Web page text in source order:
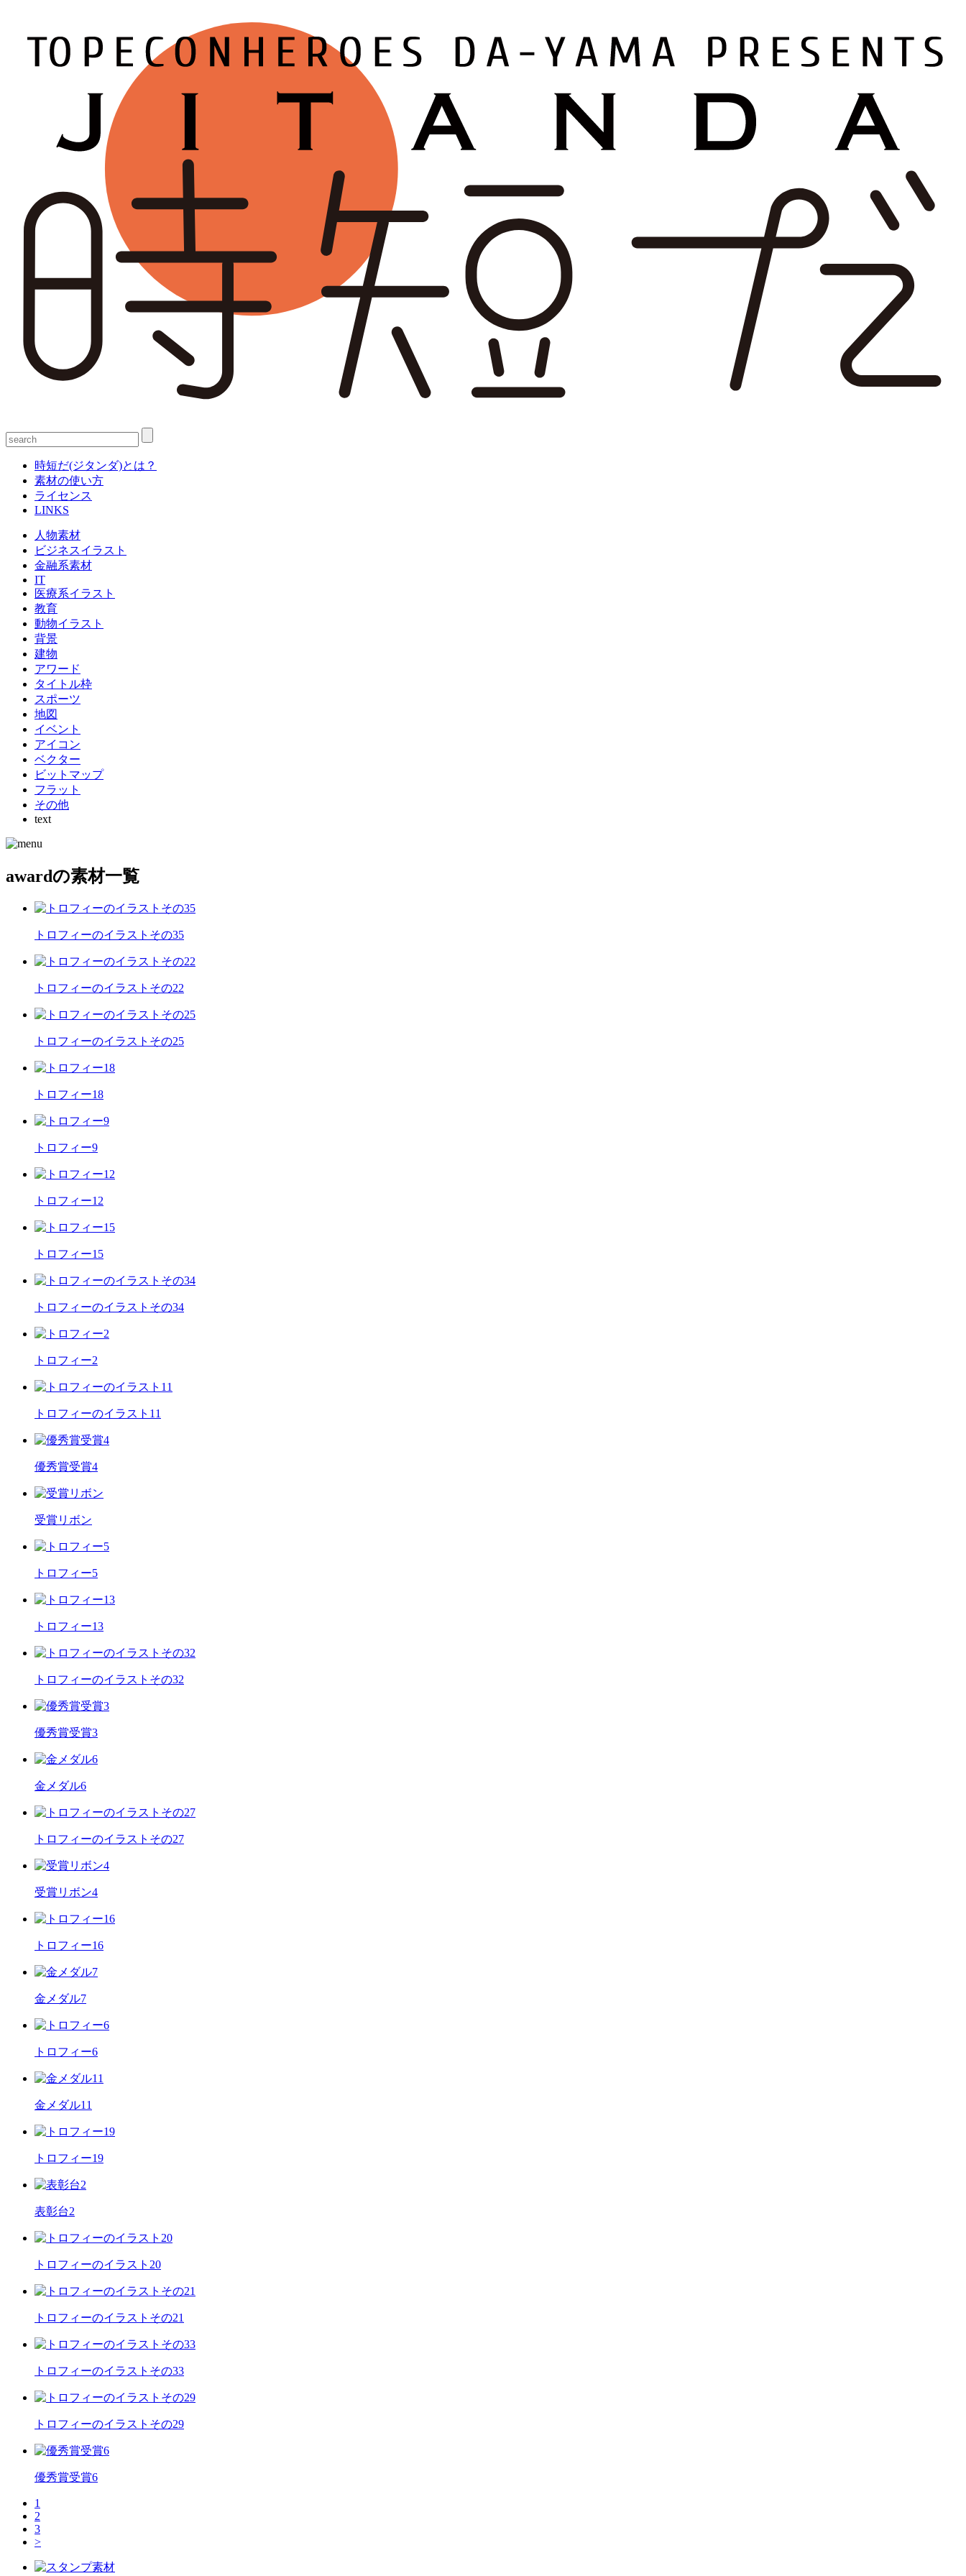
時短だ(ジタンダ)とは？
素材の使い方
ライセンス
LINKS
人物素材
ビジネスイラスト
金融系素材
IT
医療系イラスト
教育
動物イラスト
背景
建物
アワード
タイトル枠
スポーツ
地図
イベント
アイコン
ベクター
ビットマップ
フラット
その他
text
awardの素材一覧
トロフィーのイラストその35
トロフィーのイラストその22
トロフィーのイラストその25
トロフィー18
トロフィー9
トロフィー12
トロフィー15
トロフィーのイラストその34
トロフィー2
トロフィーのイラスト11
優秀賞受賞4
受賞リボン
トロフィー5
トロフィー13
トロフィーのイラストその32
優秀賞受賞3
金メダル6
トロフィーのイラストその27
受賞リボン4
トロフィー16
金メダル7
トロフィー6
金メダル11
トロフィー19
表彰台2
トロフィーのイラスト20
トロフィーのイラストその21
トロフィーのイラストその33
トロフィーのイラストその29
優秀賞受賞6
1
2
3
>